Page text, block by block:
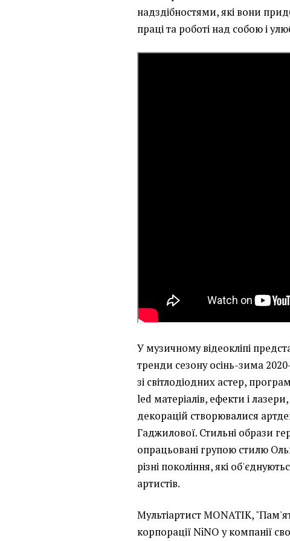
надздібностями, які вони
праці та роботі над собою і
У музичному відеокліпі
тренди сезону осінь-зима
зі світлодіодних астер,
led матеріалів, ефекти і
декорацій створювалися
Гаджилової. Стильні образи
опрацьовані групою стилю
різні покоління, які
артистів.
Мультіартист MONATIK,
корпорації NiNO у компанії